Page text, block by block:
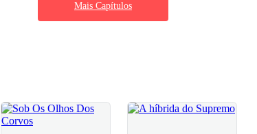
Mais Capítulos